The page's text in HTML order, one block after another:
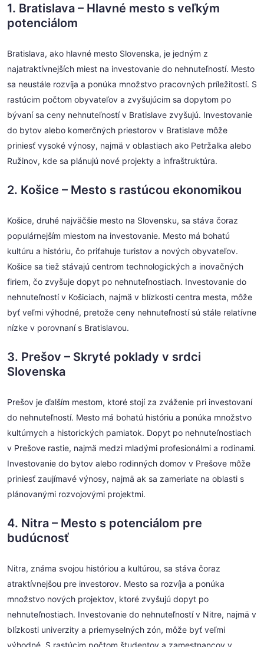
1. Bratislava – Hlavné mesto s veľkým
potenciálom
Bratislava, ako hlavné mesto Slovenska, je jedným z
najatraktívnejších miest na investovanie do nehnuteľností. Mesto
sa neustále rozvíja a ponúka množstvo pracovných príležitostí. S
rastúcim počtom obyvateľov a zvyšujúcim sa dopytom po
bývaní sa ceny nehnuteľností v Bratislave zvyšujú. Investovanie
do bytov alebo komerčných priestorov v Bratislave môže
priniesť vysoké výnosy, najmä v oblastiach ako Petržalka alebo
Ružinov, kde sa plánujú nové projekty a infraštruktúra.
2. Košice – Mesto s rastúcou ekonomikou
Košice, druhé najväčšie mesto na Slovensku, sa stáva čoraz
populárnejším miestom na investovanie. Mesto má bohatú
kultúru a históriu, čo priťahuje turistov a nových obyvateľov.
Košice sa tiež stávajú centrom technologických a inovačných
firiem, čo zvyšuje dopyt po nehnuteľnostiach. Investovanie do
nehnuteľností v Košiciach, najmä v blízkosti centra mesta, môže
byť veľmi výhodné, pretože ceny nehnuteľností sú stále relatívne
nízke v porovnaní s Bratislavou.
3. Prešov – Skryté poklady v srdci
Slovenska
Prešov je ďalším mestom, ktoré stojí za zváženie pri investovaní
do nehnuteľností. Mesto má bohatú históriu a ponúka množstvo
kultúrnych a historických pamiatok. Dopyt po nehnuteľnostiach
v Prešove rastie, najmä medzi mladými profesionálmi a rodinami.
Investovanie do bytov alebo rodinných domov v Prešove môže
priniesť zaujímavé výnosy, najmä ak sa zameriate na oblasti s
plánovanými rozvojovými projektmi.
4. Nitra – Mesto s potenciálom pre
budúcnosť
Nitra, známa svojou históriou a kultúrou, sa stáva čoraz
atraktívnejšou pre investorov. Mesto sa rozvíja a ponúka
množstvo nových projektov, ktoré zvyšujú dopyt po
nehnuteľnostiach. Investovanie do nehnuteľností v Nitre, najmä v
blízkosti univerzity a priemyselných zón, môže byť veľmi
výhodné. S rastúcim počtom študentov a zamestnancov v